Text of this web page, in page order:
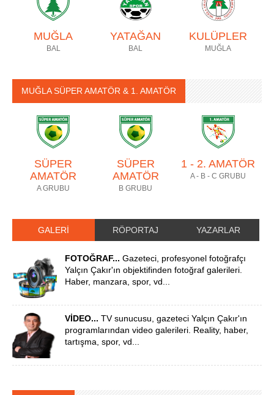
MUĞLA
BAL
YATAĞAN
BAL
KULÜPLER
MUĞLA
MUĞLA SÜPER AMATÖR & 1. AMATÖR
SÜPER
AMATÖR
A GRUBU
SÜPER
AMATÖR
B GRUBU
1 - 2. AMATÖR
A - B - C GRUBU
GALERİ RÖPORTAJ YAZARLAR
FOTOĞRAF... Gazeteci, profesyonel fotoğrafçı
Yalçın Çakır'ın objektifinden fotoğraf galerileri.
Haber, manzara, spor, vd...
VİDEO... TV sunucusu, gazeteci Yalçın Çakır'ın
programlarından video galerileri. Reality, haber,
tartışma, spor, vd...